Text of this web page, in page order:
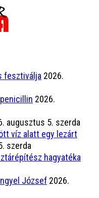
fesztiválja 2026.
2026.
augusztus 5. szerda
víz alatt egy lezárt
szerda
hagyatéka
József 2026.